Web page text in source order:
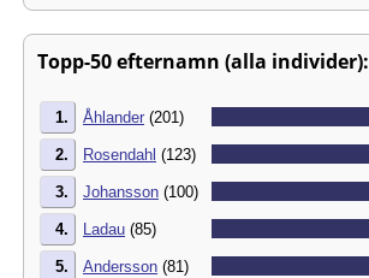
Topp-50 efternamn (alla individer):
1. Åhlander (201)
2. Rosendahl (123)
3. Johansson (100)
4. Ladau (85)
5. Andersson (81)